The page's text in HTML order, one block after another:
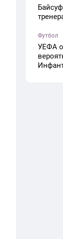
Футбол
УЕФА